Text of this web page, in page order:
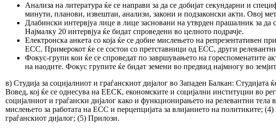
Анализа на литература ќе се направи за да се добијат секундарни и
минути, планови, извештаи, анализи, закони и подзаконски акти. Овој
Длабински интервјуа лице в лице засновани на утврден прашалник за
Најмалку 20 интервјуа ќе бидат спроведени во целното подрачје.
Електронска анкета со која ќе се добие мислењето на репрезентативен
ЕСС. Примерокот ќе се состои со претставници од ЕСС, други
Фокус-групи кои ќе се спроведат по завршувањето на гореспоменатите
на наодите. Фокус групите ќе бидат земени во предвид најмногу во
в) Студија за социјалниот и граѓанскиот дијалог во Западен Балкан:
Вовед, кој ќе се однесува на ЕЕСК, економските и социјални институции во
социјалниот и граѓански дијалог како и функционирањето на релевантни тела
мислењето за работата на ЕСС и перцепцијата за влијанието на политиките;
граѓанскиот дијалог; (5) Прилози.